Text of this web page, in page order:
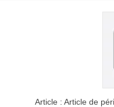
Article : Article de